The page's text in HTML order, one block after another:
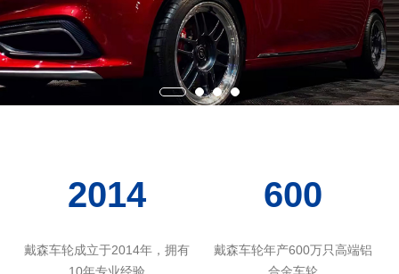
2014
戴森车轮成立于2014年，拥有
600
戴森车轮年产600万只高端铝